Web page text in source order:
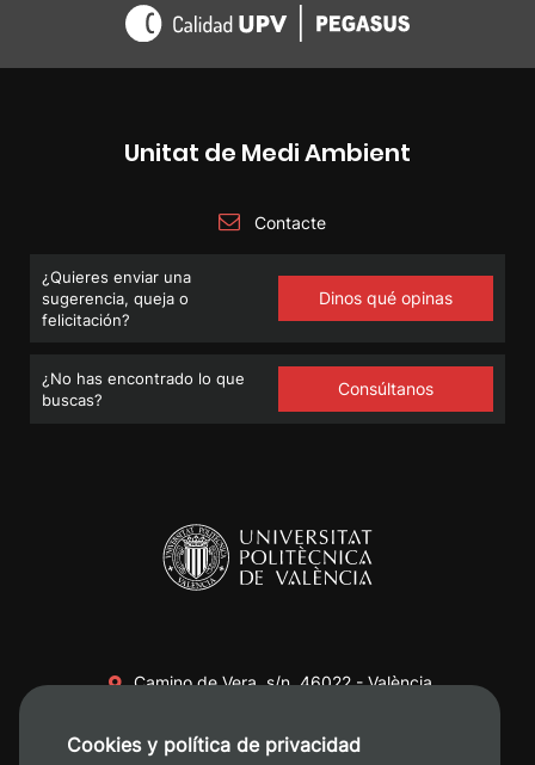
Unitat de Medi Ambient
Contacte
¿Quieres enviar una
sugerencia, queja o
felicitación?
Dinos qué opinas
¿No has encontrado lo que
buscas?
Consúltanos
Camino de Vera, s/n. 46022 - València
+34 620 04 00 50
Cookies y política de privacidad